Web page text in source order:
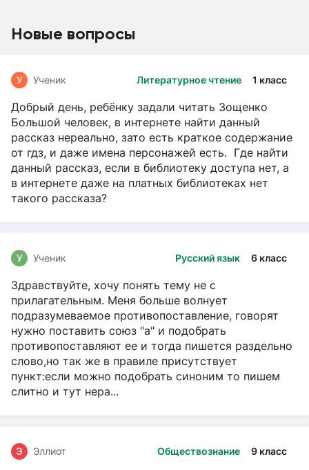
Новые вопросы
Литературное чтение 1 класс
У Ученик
Добрый день, ребёнку задали читать Зощенко
Большой человек, в интернете найти данный
рассказ нереально, зато есть краткое содержание
от гдз, и даже имена персонажей есть. Где найти
данный рассказ, если в библиотеку доступа нет, а
в интернете даже на платных библиотеках нет
такого рассказа?
Русский язык 6 класс
У Ученик
Здравствуйте, хочу понять тему не с
прилагательным. Меня больше волнует
подразумеваемое противопоставление, говорят
нужно поставить союз "а" и подобрать
противопоставляют ее и тогда пишется раздельно
слово,но так же в правиле присутствует
пункт:если можно подобрать синоним то пишем
слитно и тут нера...
Обществознание 9 класс
Э Эллиот